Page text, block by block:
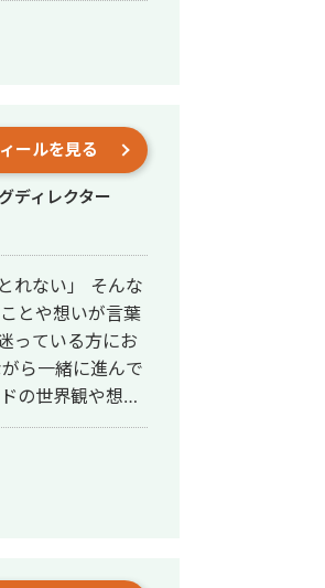
ールを見る
ディレクター
れない」 そんな
とや想いが言葉
っている方にお
ら一緒に進んで
の世界観や想い
い ・投稿はで
ンドをちゃんと